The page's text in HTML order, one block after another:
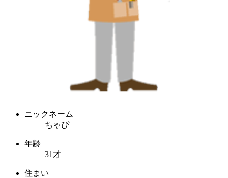
ニックネーム
ちゃぴ
年齢
31才
住まい